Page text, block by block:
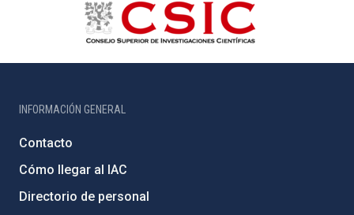
INFORMACIÓN GENERAL
Contacto
Cómo llegar al IAC
Directorio de personal